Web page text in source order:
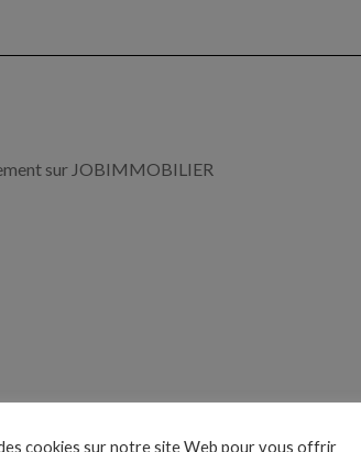
sur JOBIMMOBILIER
cookies sur notre site Web pour vous offrir